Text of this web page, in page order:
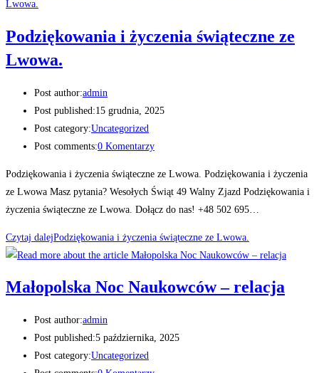
Podziękowania i życzenia świąteczne ze
Lwowa.
Post author:admin
Post published:15 grudnia, 2025
Post category:Uncategorized
Post comments:0 Komentarzy
Podziękowania i życzenia świąteczne ze Lwowa. Podziękowania i życzenia
ze Lwowa Masz pytania? Wesołych Świąt 49 Walny Zjazd Podziękowania i
życzenia świąteczne ze Lwowa. Dołącz do nas! +48 502 695…
Czytaj dalejPodziękowania i życzenia świąteczne ze Lwowa.
Małopolska Noc Naukowców – relacja
Post author:admin
Post published:5 października, 2025
Post category:Uncategorized